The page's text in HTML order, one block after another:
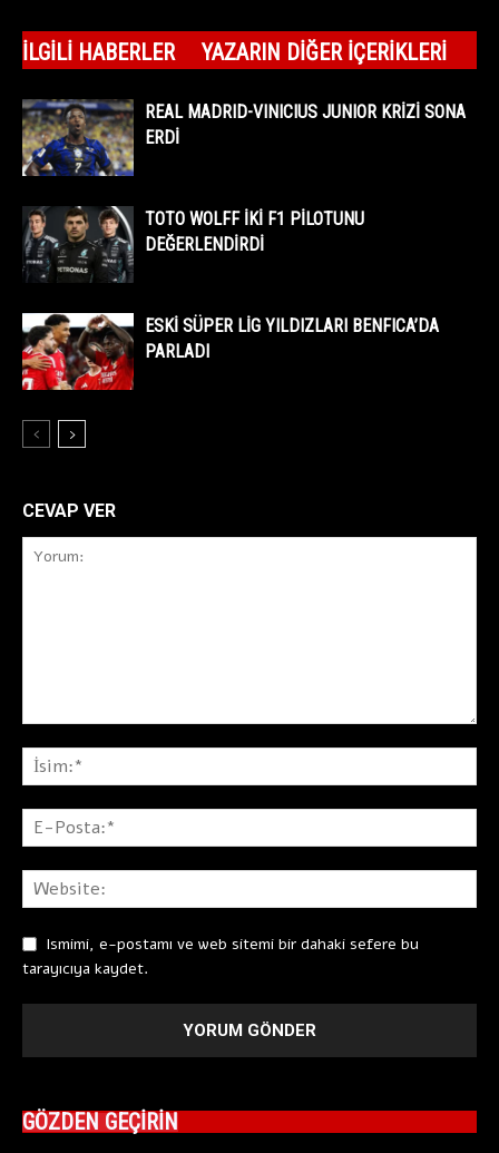
İLGILI HABERLER YAZARIN DIĞER İÇERIKLERI
REAL MADRID-VINICIUS JUNIOR KRİZİ SONA
ERDİ
TOTO WOLFF İKİ F1 PİLOTUNU
DEĞERLENDİRDİ
ESKİ SÜPER LİG YILDIZLARI BENFICA’DA
PARLADI
CEVAP VER
Ismimi, e-postamı ve web sitemi bir dahaki sefere bu
tarayıcıya kaydet.
GÖZDEN GEÇİRİN